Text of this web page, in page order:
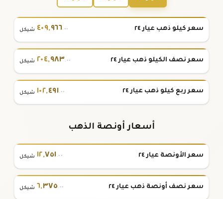
سعر كيلو ذهب عيار ٢٤ ٤٠٩,٩٦٦.٠٠ شيكل
سعر نصف الكيلو ذهب عيار ٢٤ ٢٠٤,٩٨٣.٠٠ شيكل
سعر ربع كيلو ذهب عيار ٢٤ ١٠٢,٤٩١.٠٠ شيكل
أسعار أونصة الذهب
سعر الأونصة عيار ٢٤ ١٢,٧٥١.٠٠ شيكل
سعر نصف أونصة ذهب عيار ٢٤ ٦,٣٧٥.٠٠ شيكل